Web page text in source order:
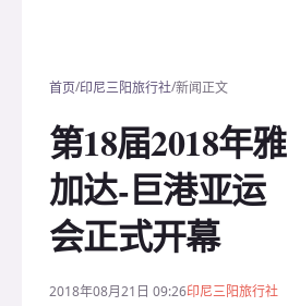
首页/印尼三阳旅行社/新闻正文
第18届2018年雅
加达-巨港亚运
会正式开幕
2018年08月21日 09:26印尼三阳旅行社